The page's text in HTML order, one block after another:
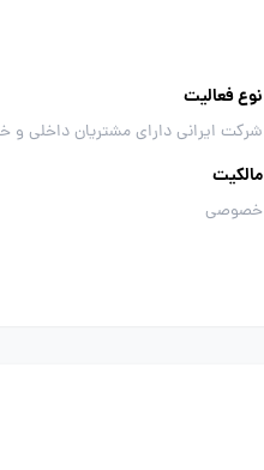
نوع فعالیت
شرکت ایرانی دارای مشتریان داخلی و
مالکیت
خصوصی